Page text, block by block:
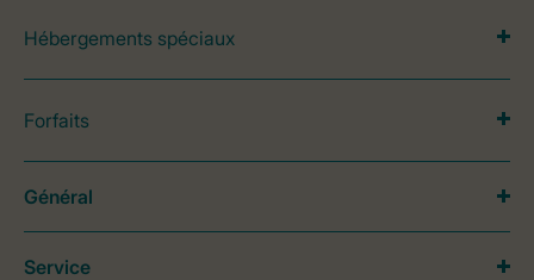
Hébergements spéciaux
Forfaits
Général
Service